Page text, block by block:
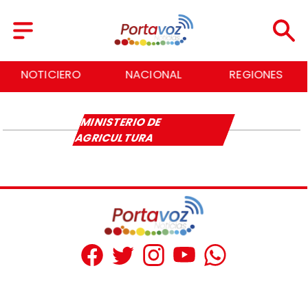
NOTICIERO NACIONAL REGIONES
MINISTERIO DE
AGRICULTURA